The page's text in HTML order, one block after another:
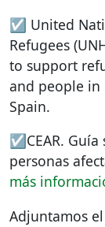
☑️ United
Refugees (
to support
and people
Spain.
☑️CEAR. Guía
personas
más
Adjuntamos